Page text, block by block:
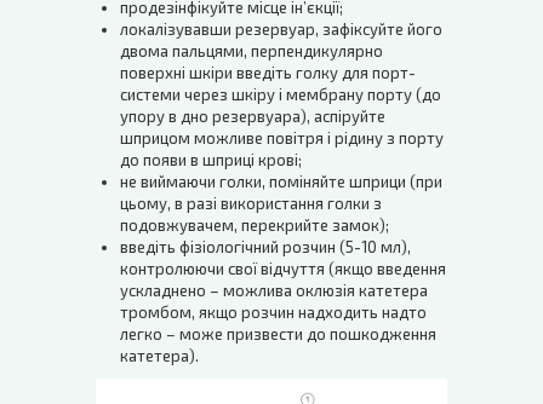
продезінфікуйте місце ін’єкції;
локалізувавши резервуар, зафіксуйте його
двома пальцями, перпендикулярно
поверхні шкіри введіть голку для порт-
системи через шкіру і мембрану порту (до
упору в дно резервуара), аспіруйте
шприцом можливе повітря і рідину з порту
до появи в шприці крові;
не виймаючи голки, поміняйте шприци (при
цьому, в разі використання голки з
подовжувачем, перекрийте замок);
введіть фізіологічний розчин (5-10 мл),
контролюючи свої відчуття (якщо введення
ускладнено – можлива оклюзія катетера
тромбом, якщо розчин надходить надто
легко – може призвести до пошкодження
катетера).